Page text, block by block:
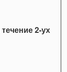
течение 2-ух